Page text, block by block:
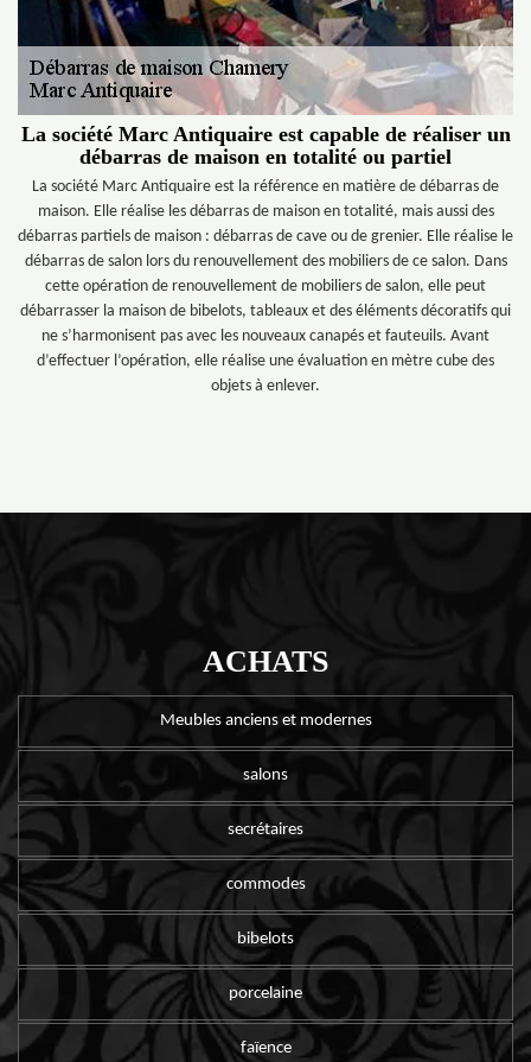
La société Marc Antiquaire est capable de réaliser un
débarras de maison en totalité ou partiel
La société Marc Antiquaire est la référence en matière de débarras de
maison. Elle réalise les débarras de maison en totalité, mais aussi des
débarras partiels de maison : débarras de cave ou de grenier. Elle réalise le
débarras de salon lors du renouvellement des mobiliers de ce salon. Dans
cette opération de renouvellement de mobiliers de salon, elle peut
débarrasser la maison de bibelots, tableaux et des éléments décoratifs qui
ne s’harmonisent pas avec les nouveaux canapés et fauteuils. Avant
d’effectuer l’opération, elle réalise une évaluation en mètre cube des
objets à enlever.
ACHATS
Meubles anciens et modernes
salons
secrétaires
commodes
bibelots
porcelaine
faïence